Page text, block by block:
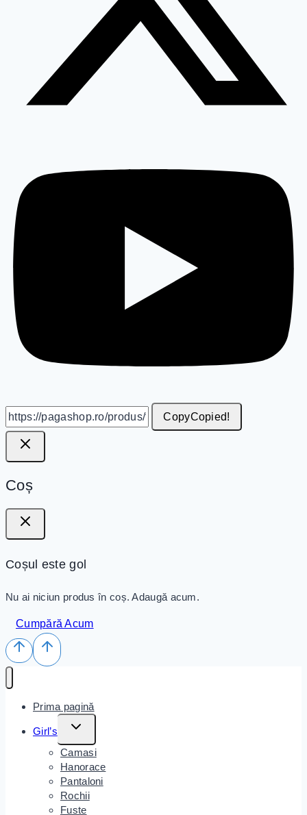
CopyCopied!
Coș
Coșul este gol
Nu ai niciun produs în coș. Adaugă acum.
Cumpără Acum
Prima pagină
Girl’s
Camasi
Hanorace
Pantaloni
Rochii
Fuste